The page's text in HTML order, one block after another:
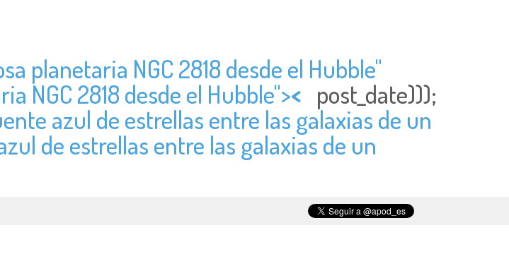
planetaria NGC 2818 desde el Hubble"
NGC 2818 desde el Hubble">< post_date)));
azul de estrellas entre las galaxias de un
de estrellas entre las galaxias de un